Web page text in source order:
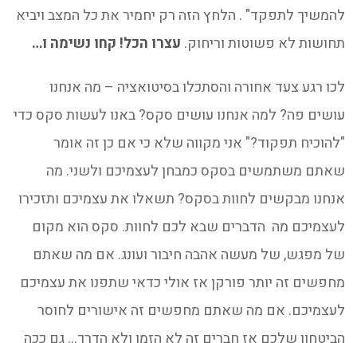
להמשיך לתפקד" . הלחץ הזה רק יחמיר את כל המצב ויביא
תחושות לא פשוטות וריחוק. עצרו הכל! קחו נשימה ו…
לכו רגע צעד אחורה והסתכלו בסיטואציה – מה אנחנו
עושים פה? למה אנחנו עושים סקס? באנו לעשות סקס כדי
"להוכיח תפקוד?" אני מקווה שלא כי אם כן זה אומר
שאתם משתמשים בסקס כמבחן לעצמיכם ולשני. מה
אנחנו מבקשים לחוות בסקס? תשאלו את עצמיכם ותזכירו
לעצמיכם מה הדברים שבא לכם לחוות. סקס הוא מקום
של מפגש, של מעשה אהבה חיבור ועונג. אם מה שאתם
מחפשים זה יותר פורקן אז אולי כדאי שתפנו את עצמיכם
לעצמיכם. אם מה שאתם מחפשים זה אישורים לחוסר
הביטחון שלכם אז חברים זה לא הזמן ולא הדרך… גם ככה